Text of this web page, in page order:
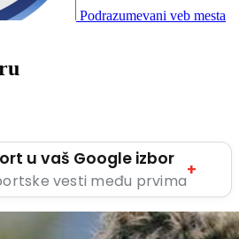
Podrazumevani veb mesta
u vaš Google izbor
vesti među prvima
+